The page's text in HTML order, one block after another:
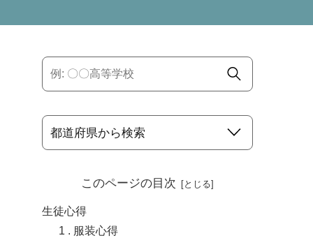
このページの目次
生徒心得
1 . 服装心得